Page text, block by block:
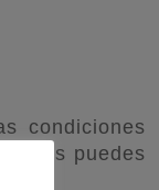
condiciones
puedes